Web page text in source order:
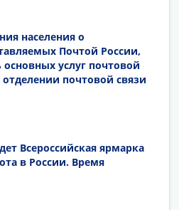
населения о
Почтой России,
услуг почтовой
почтовой связи
Всероссийская ярмарка
в России. Время